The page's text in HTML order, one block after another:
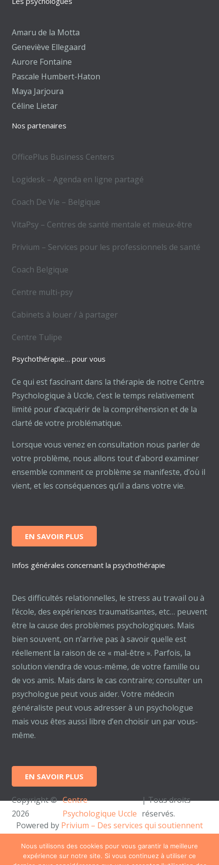
Amaru de la Motta
Geneviève Ellegaard
Aurore Fontaine
Pascale Humbert-Haton
Maya Jarjoura
Céline Lietar
Nos partenaires
OfficePlus Business Centers
Logidesk – Agenda en ligne partagé
Coach De Vie – Belgique
VitaPsy – Centres de santé mentale et mieux-être
Privium – Services pour les professionnels de santé
Coach Belgique
Centre multi-psy
Cabinets à louer / à partager
Centre Tulipe
Psychothérapie… pour vous
Ce qui est fascinant dans la thérapie de notre Centre
Psychologique à Uccle, c’est le temps relativement
limité pour d’acquérir de la compréhension et de la
clarté de votre problématique.
Lorsque vous venez en consultation nous parler de
votre problème, nous allons tout d’abord examiner
ensemble comment ce problème se manifeste, d’où il
vient, et les conséquences qu’il a dans votre vie.
EN SAVOIR PLUS
Infos générales concernant la psychothérapie
Des difficultés relationnelles, le stress au travail ou à
l’école, des expériences traumatisantes, etc… peuvent
être la cause des problèmes psychologiques. Mais
bien souvent, on n’arrive pas à savoir quelle est
réellement la raison de ce « mal-être ». Parfois, la
solution viendra de vous-même, de votre famille ou
de vos amis. Mais dans le cas contraire; consulter un
psychologue peut vous aider. Votre médecin
généraliste peut vous adresser à un psychologue
mais vous êtes aussi libre d’en choisir un par vous-
même.
EN SAVOIR PLUS
Copyright ©
2026
Centre
Psychologique Uccle
| Tous droits
réservés.
Powered by Privium – Des services qui soutiennent
hypnotherapeutes.
Nous utilisons des cookies pour vous garantir la meilleure
expérience sur notre site. Si vous continuez à utiliser ce